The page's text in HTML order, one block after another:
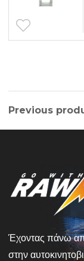
Previous
Έχοντας πάνω
στην